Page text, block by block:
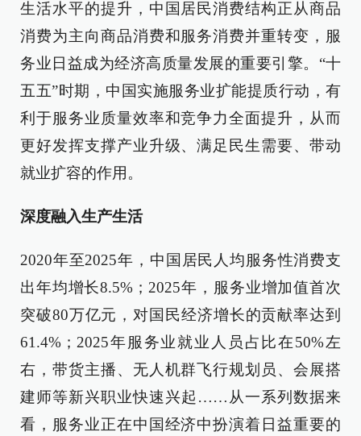
生活水平的提升，中国居民消费结构正从商品
消费为主向商品消费和服务消费并重转变，服
务业日益成为经济高质量发展的重要引擎。“十
五五”时期，中国实施服务业扩能提质行动，有
利于服务业质量效率和竞争力全面提升，从而
更好发挥支撑产业升级、满足民生需要、带动
就业扩容的作用。
深度融入生产生活
2020年至2025年，中国居民人均服务性消费支
出年均增长8.5%；2025年，服务业增加值首次
突破80万亿元，对国民经济增长的贡献率达到
61.4%；2025年服务业就业人员占比在50%左
右，带货主播、无人机群飞行规划员、会展搭
建师等新兴职业快速兴起……从一系列数据来
看，服务业正在中国经济中扮演着日益重要的